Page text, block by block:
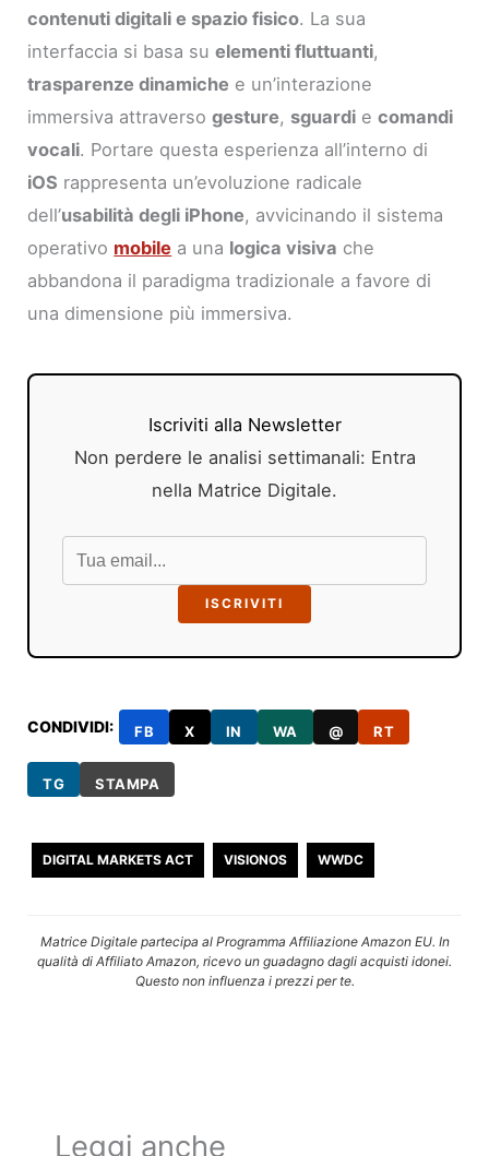
contenuti digitali e spazio fisico. La sua
interfaccia si basa suelementi fluttuanti,
trasparenze dinamiche e un’interazione
immersiva attraversogesture, sguardi ecomandi
vocali. Portare questa esperienza all’interno di
iOS rappresenta un’evoluzione radicale
dell’usabilità degli iPhone, avvicinando il sistema
operativo mobile a una logica visiva che
abbandona il paradigma tradizionale a favore di
una dimensione più immersiva.
Iscriviti alla Newsletter
Non perdere le analisi settimanali: Entra
nella Matrice Digitale.
ISCRIVITI
CONDIVIDI: FB X IN WA @ RT
TG STAMPA
DIGITAL MARKETS ACT VISIONOS WWDC
Matrice Digitale partecipa al Programma Affiliazione Amazon EU. In
qualità di Affiliato Amazon, ricevo un guadagno dagli acquisti idonei.
Questo non influenza i prezzi per te.
Leggi anche